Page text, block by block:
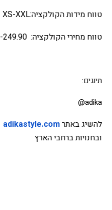
XS-XXLטווח מידות הקולקציה:
טווח מחירי הקולקציה: 59.90-249.90 ₪
תיוגים:
@adika
להשיג באתר adikastyle.com
ובחנויות ברחבי הארץ